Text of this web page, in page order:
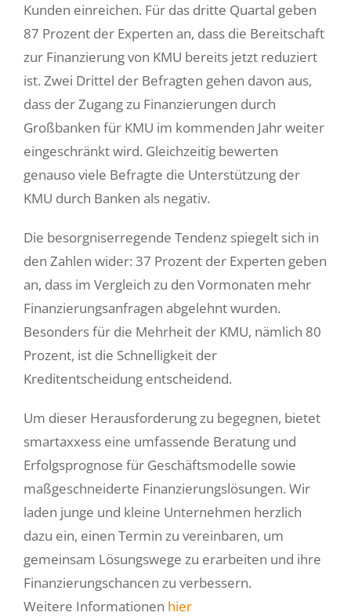
Kunden einreichen. Für das dritte Quartal geben
87 Prozent der Experten an, dass die Bereitschaft
zur Finanzierung von KMU bereits jetzt reduziert
ist. Zwei Drittel der Befragten gehen davon aus,
dass der Zugang zu Finanzierungen durch
Großbanken für KMU im kommenden Jahr weiter
eingeschränkt wird. Gleichzeitig bewerten
genauso viele Befragte die Unterstützung der
KMU durch Banken als negativ.
Die besorgniserregende Tendenz spiegelt sich in
den Zahlen wider: 37 Prozent der Experten geben
an, dass im Vergleich zu den Vormonaten mehr
Finanzierungsanfragen abgelehnt wurden.
Besonders für die Mehrheit der KMU, nämlich 80
Prozent, ist die Schnelligkeit der
Kreditentscheidung entscheidend.
Um dieser Herausforderung zu begegnen, bietet
smartaxxess eine umfassende Beratung und
Erfolgsprognose für Geschäftsmodelle sowie
maßgeschneiderte Finanzierungslösungen. Wir
laden junge und kleine Unternehmen herzlich
dazu ein, einen Termin zu vereinbaren, um
gemeinsam Lösungswege zu erarbeiten und ihre
Finanzierungschancen zu verbessern.
Weitere Informationen hier